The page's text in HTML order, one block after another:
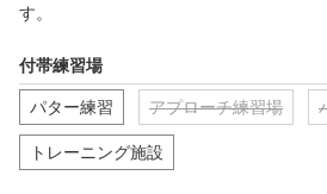
す。
付帯練習場
パター練習 アプローチ練習場
トレーニング施設